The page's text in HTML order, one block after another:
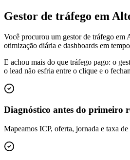
Gestor de tráfego em
Você procurou um gestor de tráfego
otimização diária e dashboards em
E achou mais do que tráfego pago: o
o lead não esfria entre o clique e o
Diagnóstico antes do primeiro
Mapeamos ICP, oferta, jornada e taxa